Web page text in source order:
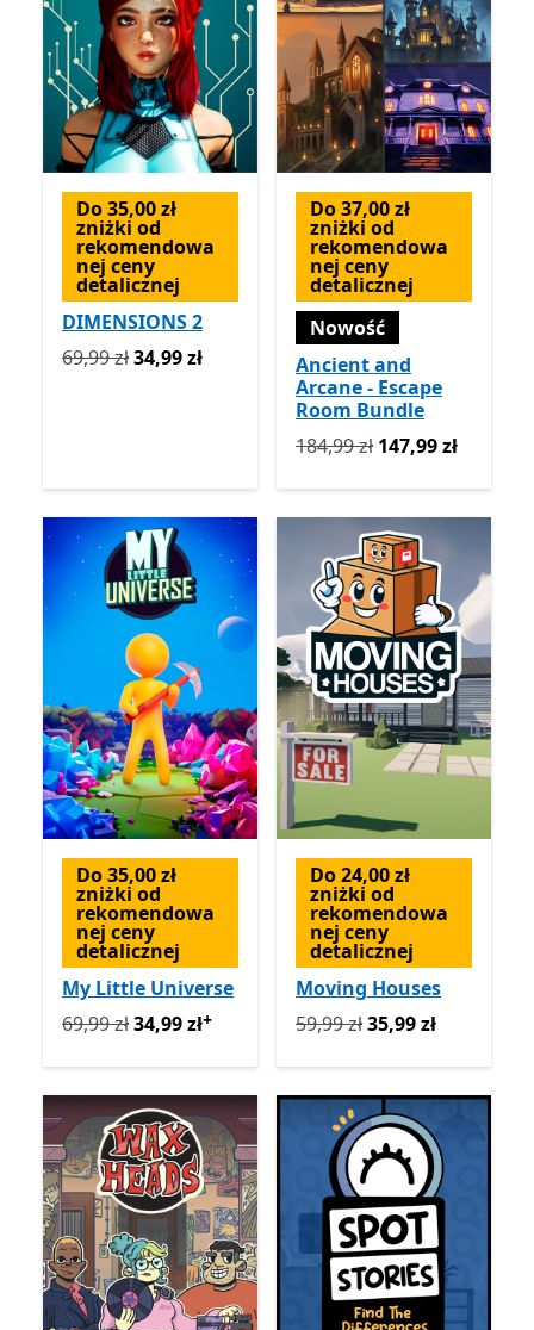
Do 35,00 zł
zniżki od
rekomendowa
nej ceny
detalicznej
DIMENSIONS 2
Pierwotnie 69,99 zł teraz 34,99 zł
69,99 zł34,99 zł
Do 37,00 zł
zniżki od
rekomendowa
nej ceny
detalicznej
Nowość
Ancient and
Arcane - Escape
Room Bundle
Pierwotnie 184,99 zł teraz
184,99 zł 147,99 zł
Do 35,00 zł
zniżki od
rekomendowa
nej ceny
detalicznej
My Little Universe
Pierwotnie 69,99 zł teraz 34,99 złOferty zakupu w
69,99 zł34,99 zł+
Do 24,00 zł
zniżki od
rekomendowa
nej ceny
detalicznej
Moving Houses
Pierwotnie 59,99 zł teraz
59,99 zł35,99 zł